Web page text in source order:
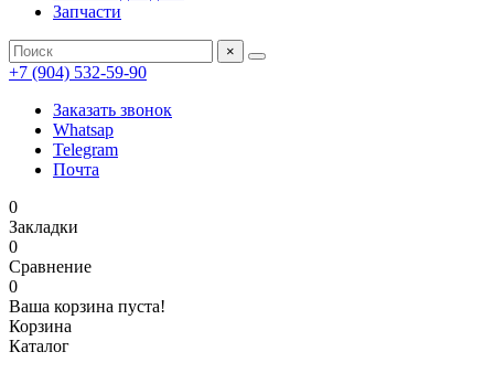
Запчасти
×
+7 (904) 532-59-90
Заказать звонок
Whatsap
Telegram
Почта
0
Закладки
0
Сравнение
0
Ваша корзина пуста!
Корзина
Каталог